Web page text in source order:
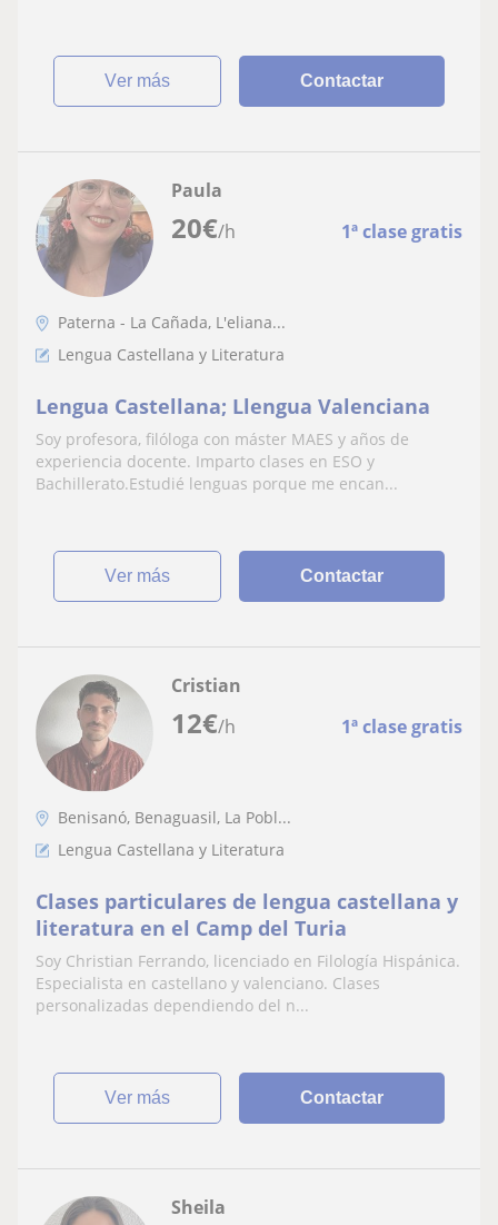
ver más Contactar
20€/h 1ª clase gratis
Paula
Paterna - La Cañada, L'eliana...
Lengua Castellana y Literatura
Lengua Castellana; Llengua Valenciana
Soy profesora, filóloga con máster MAES y años de
experiencia docente. Imparto clases en ESO y
Bachillerato.Estudié lenguas porque me encan...
ver más Contactar
12€/h 1ª clase gratis
Cristian
Benisanó, Benaguasil, La Pobl...
Lengua Castellana y Literatura
Clases particulares de lengua castellana y
literatura en el Camp del Turia
Soy Christian Ferrando, licenciado en Filología Hispánica.
Especialista en castellano y valenciano. Clases
personalizadas dependiendo del n...
ver más Contactar
Sheila